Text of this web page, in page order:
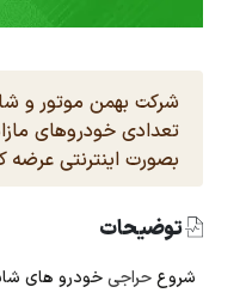
شرکت بهمن موتور و
تعدادی خودروهای
بصورت اینترنتی عرضه
توضیحات
شروعحراجیخودرو های